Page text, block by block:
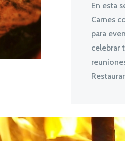
En esta
Carnes
para
celebrar